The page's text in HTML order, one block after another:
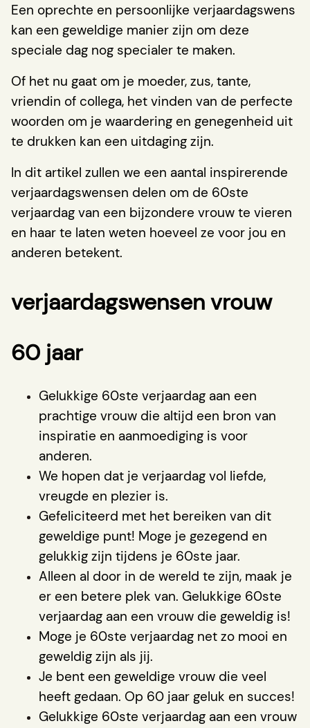
Een oprechte en persoonlijke verjaardagswens
kan een geweldige manier zijn om deze
speciale dag nog specialer te maken.
Of het nu gaat om je moeder, zus, tante,
vriendin of collega, het vinden van de perfecte
woorden om je waardering en genegenheid uit
te drukken kan een uitdaging zijn.
In dit artikel zullen we een aantal inspirerende
verjaardagswensen delen om de 60ste
verjaardag van een bijzondere vrouw te vieren
en haar te laten weten hoeveel ze voor jou en
anderen betekent.
verjaardagswensen vrouw
60 jaar
Gelukkige 60ste verjaardag aan een
prachtige vrouw die altijd een bron van
inspiratie en aanmoediging is voor
anderen.
We hopen dat je verjaardag vol liefde,
vreugde en plezier is.
Gefeliciteerd met het bereiken van dit
geweldige punt! Moge je gezegend en
gelukkig zijn tijdens je 60ste jaar.
Alleen al door in de wereld te zijn, maak je
er een betere plek van. Gelukkige 60ste
verjaardag aan een vrouw die geweldig is!
Moge je 60ste verjaardag net zo mooi en
geweldig zijn als jij.
Je bent een geweldige vrouw die veel
heeft gedaan. Op 60 jaar geluk en succes!
Gelukkige 60ste verjaardag aan een vrouw